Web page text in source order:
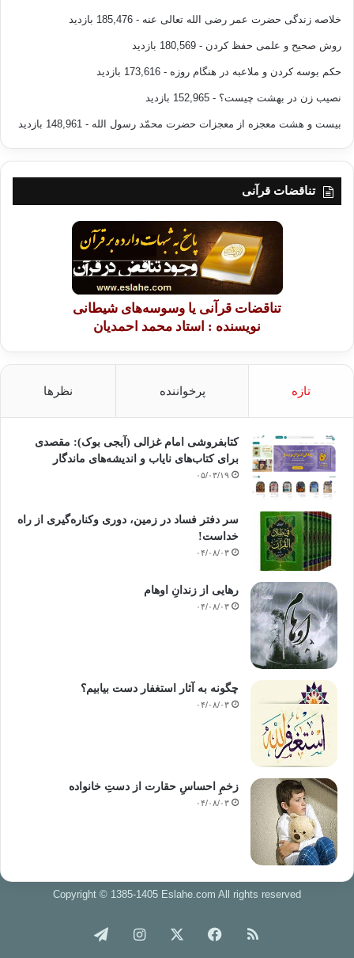
خلاصه زندگی حضرت عمر رضی الله تعالی عنه - 185,476 بازدید
روش صحیح و علمی حفظ کردن - 180,569 بازدید
حکم بوسه کردن و ملاعبه در هنگام روزه - 173,616 بازدید
نصیب زن در بهشت چیست؟ - 152,965 بازدید
بیست و هشت معجزه از معجزات حضرت محمّد رسول الله - 148,961 بازدید
تناقضات قرآنی
تناقضات قرآنی یا وسوسه‌های شیطانی
نویسنده : استاد محمد احمدیان
تازه پرخواننده نظرها
کتابفروشی امام غزالی (آیجی بوک): مقصدی
برای کتاب‌های نایاب و اندیشه‌های ماندگار
۰۵/۰۳/۱۹
سر دفتر فساد در زمین‌، دوری وکناره‌گیری از راه
خداست‌!
۰۴/۰۸/۰۳
رهایی از زندانِ اوهام
۰۴/۰۸/۰۳
چگونه به آثار استغفار دست بیابیم؟
۰۴/۰۸/۰۳
زخمِ احساسِ حقارت از دستِ خانواده
۰۴/۰۸/۰۳
Copyright © 1385-1405 Eslahe.com All rights reserved
خوراک فیس اینستاگرام